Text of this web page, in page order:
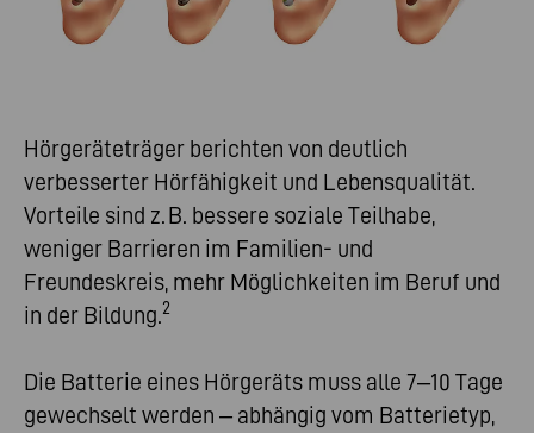
Hörgeräteträger berichten von deutlich
verbesserter Hörfähigkeit und Lebensqualität.
Vorteile sind z. B. bessere soziale Teilhabe,
weniger Barrieren im Familien- und
Freundeskreis, mehr Möglichkeiten im Beruf und
in der Bildung.2
Die Batterie eines Hörgeräts muss alle 7–10 Tage
gewechselt werden – abhängig vom Batterietyp,